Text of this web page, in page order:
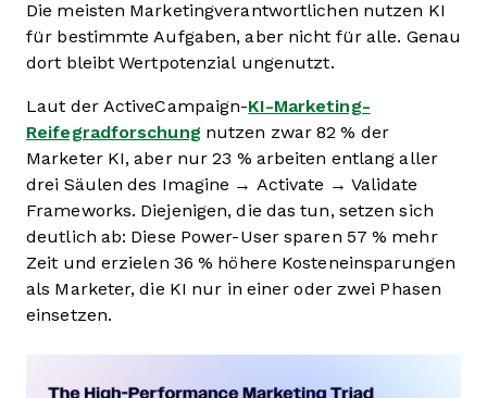
Die meisten Marketingverantwortlichen nutzen KI
für bestimmte Aufgaben, aber nicht für alle. Genau
dort bleibt Wertpotenzial ungenutzt.
Laut der ActiveCampaign-KI-Marketing-
Reifegradforschung nutzen zwar 82 % der
Marketer KI, aber nur 23 % arbeiten entlang aller
drei Säulen des Imagine → Activate → Validate
Frameworks. Diejenigen, die das tun, setzen sich
deutlich ab: Diese Power-User sparen 57 % mehr
Zeit und erzielen 36 % höhere Kosteneinsparungen
als Marketer, die KI nur in einer oder zwei Phasen
einsetzen.